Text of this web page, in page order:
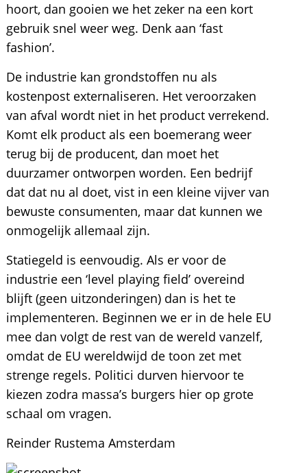
hoort, dan gooien we het zeker na een kort
gebruik snel weer weg. Denk aan ‘fast
fashion’.
De industrie kan grondstoffen nu als
kostenpost externaliseren. Het veroorzaken
van afval wordt niet in het product verrekend.
Komt elk product als een boemerang weer
terug bij de producent, dan moet het
duurzamer ontworpen worden. Een bedrijf
dat dat nu al doet, vist in een kleine vijver van
bewuste consumenten, maar dat kunnen we
onmogelijk allemaal zijn.
Statiegeld is eenvoudig. Als er voor de
industrie een ‘level playing field’ overeind
blijft (geen uitzonderingen) dan is het te
implementeren. Beginnen we er in de hele EU
mee dan volgt de rest van de wereld vanzelf,
omdat de EU wereldwijd de toon zet met
strenge regels. Politici durven hiervoor te
kiezen zodra massa’s burgers hier op grote
schaal om vragen.
Reinder Rustema Amsterdam